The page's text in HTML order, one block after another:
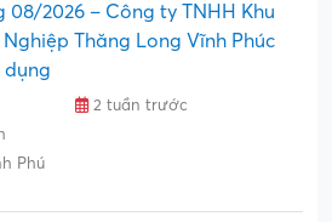
08/2026 – Công ty TNHH Khu
Thăng Long Vĩnh Phúc
dụng
2 tuần trước
Phú